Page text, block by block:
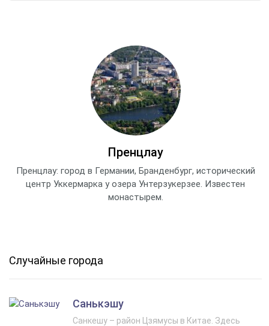
Пренцлау
Пренцлау: город в Германии, Бранденбург, исторический
центр Уккермарка у озера Унтерзукерзее. Известен
монастырем.
Случайные города
Санькэшу
Санкешу – район Цзямусы в Китае. Здесь